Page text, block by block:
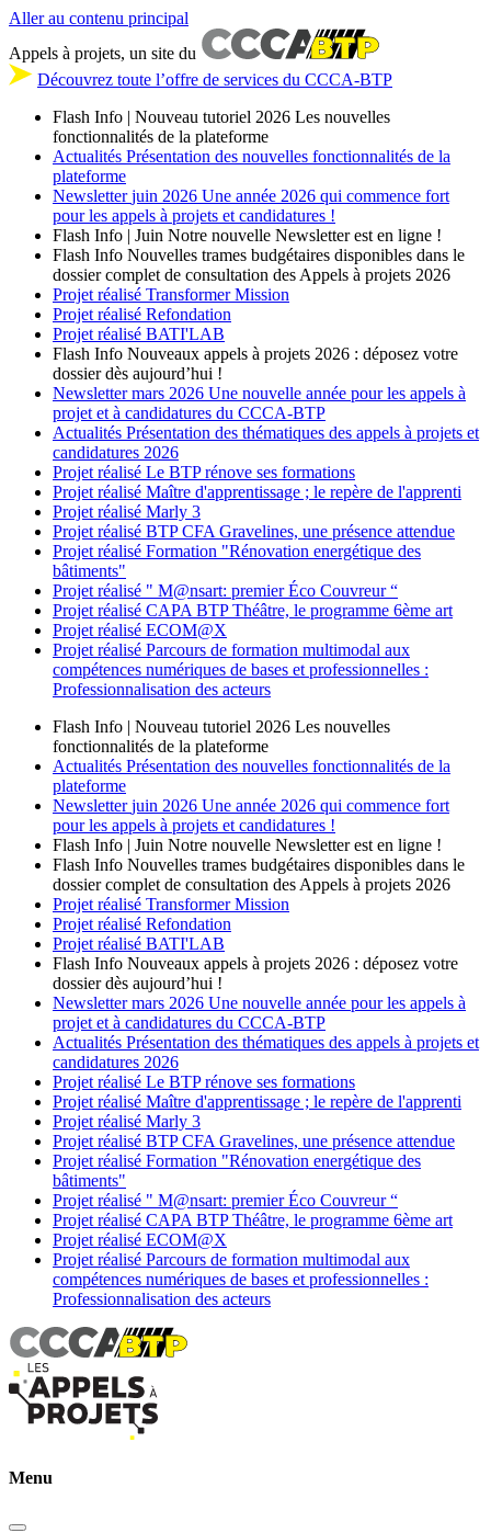
Aller au contenu principal
Appels à projets, un site du
Découvrez toute l’offre de services du CCCA-BTP
Flash Info | Nouveau tutoriel 2026 Les nouvelles
fonctionnalités de la plateforme
Actualités Présentation des nouvelles fonctionnalités de la
plateforme
Newsletter juin 2026 Une année 2026 qui commence fort
pour les appels à projets et candidatures !
Flash Info | Juin Notre nouvelle Newsletter est en ligne !
Flash Info Nouvelles trames budgétaires disponibles dans le
dossier complet de consultation des Appels à projets 2026
Projet réalisé Transformer Mission
Projet réalisé Refondation
Projet réalisé BATI'LAB
Flash Info Nouveaux appels à projets 2026 : déposez votre
dossier dès aujourd’hui !
Newsletter mars 2026 Une nouvelle année pour les appels à
projet et à candidatures du CCCA-BTP
Actualités Présentation des thématiques des appels à projets et
candidatures 2026
Projet réalisé Le BTP rénove ses formations
Projet réalisé Maître d'apprentissage ; le repère de l'apprenti
Projet réalisé Marly 3
Projet réalisé BTP CFA Gravelines, une présence attendue
Projet réalisé Formation "Rénovation energétique des
bâtiments"
Projet réalisé " M@nsart: premier Éco Couvreur “
Projet réalisé CAPA BTP Théâtre, le programme 6ème art
Projet réalisé ECOM@X
Projet réalisé Parcours de formation multimodal aux
compétences numériques de bases et professionnelles :
Professionnalisation des acteurs
Flash Info | Nouveau tutoriel 2026 Les nouvelles
fonctionnalités de la plateforme
Actualités Présentation des nouvelles fonctionnalités de la
plateforme
Newsletter juin 2026 Une année 2026 qui commence fort
pour les appels à projets et candidatures !
Flash Info | Juin Notre nouvelle Newsletter est en ligne !
Flash Info Nouvelles trames budgétaires disponibles dans le
dossier complet de consultation des Appels à projets 2026
Projet réalisé Transformer Mission
Projet réalisé Refondation
Projet réalisé BATI'LAB
Flash Info Nouveaux appels à projets 2026 : déposez votre
dossier dès aujourd’hui !
Newsletter mars 2026 Une nouvelle année pour les appels à
projet et à candidatures du CCCA-BTP
Actualités Présentation des thématiques des appels à projets et
candidatures 2026
Projet réalisé Le BTP rénove ses formations
Projet réalisé Maître d'apprentissage ; le repère de l'apprenti
Projet réalisé Marly 3
Projet réalisé BTP CFA Gravelines, une présence attendue
Projet réalisé Formation "Rénovation energétique des
bâtiments"
Projet réalisé " M@nsart: premier Éco Couvreur “
Projet réalisé CAPA BTP Théâtre, le programme 6ème art
Projet réalisé ECOM@X
Projet réalisé Parcours de formation multimodal aux
compétences numériques de bases et professionnelles :
Professionnalisation des acteurs
Menu